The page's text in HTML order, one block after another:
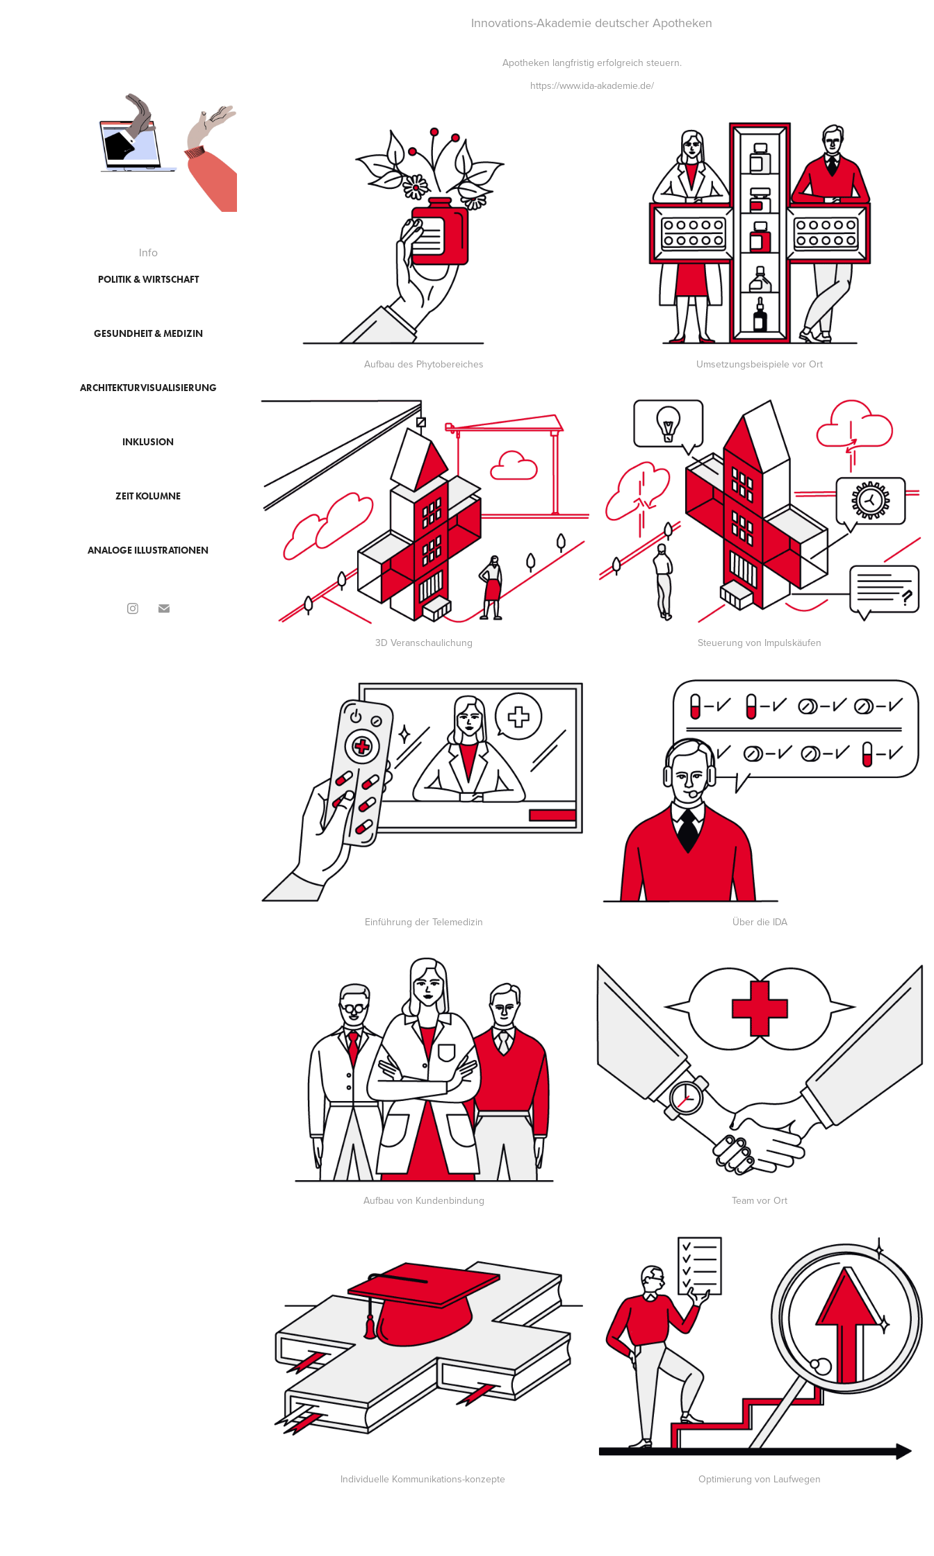
Info
POLITIK & WIRTSCHAFT
GESUNDHEIT & MEDIZIN
ARCHITEKTURVISUALISIERUNG
INKLUSION
ZEIT KOLUMNE
ANALOGE ILLUSTRATIONEN
Innovations-Akademie deutscher Apotheken
Apotheken langfristig erfolgreich steuern.
https://www.ida-akademie.de/
Aufbau des Phytobereiches Umsetzungsbeispiele vor Ort
3D Veranschaulichung Steuerung von Impulskäufen
Einführung der Telemedizin Über die IDA
Aufbau von Kundenbindung Team vor Ort
Individuelle Kommunikations-konzepte Optimierung von Laufwegen